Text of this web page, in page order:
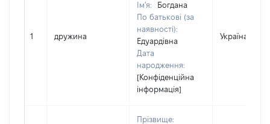
1 дружина
Ім'я:
Богдана
По батькові (за
наявності):
Едуардівна
Дата
народження:
[Конфіденційна
інформація]
Україна
Прізвище: